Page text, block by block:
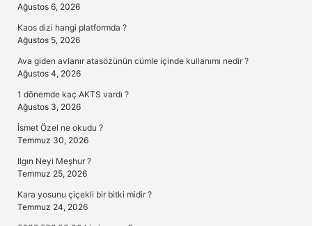
Ağustos 6, 2026
Kaos dizi hangi platformda ?
Ağustos 5, 2026
Ava giden avlanır atasözünün cümle içinde kullanımı nedir ?
Ağustos 4, 2026
1 dönemde kaç AKTS vardı ?
Ağustos 3, 2026
İsmet Özel ne okudu ?
Temmuz 30, 2026
Ilgın Neyi Meşhur ?
Temmuz 25, 2026
Kara yosunu çiçekli bir bitki midir ?
Temmuz 24, 2026